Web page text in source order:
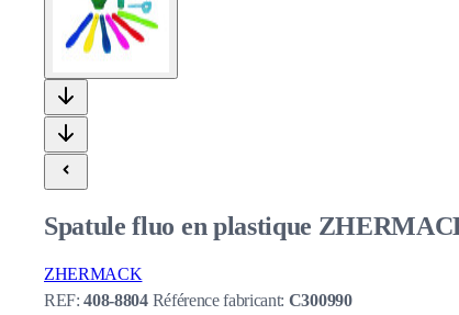
Spatule fluo en plastique
ZHERMACK
REF:408-8804 Référence fabricant: C300990